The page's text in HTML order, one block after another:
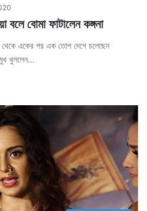
বোমা ফাটালেন কঙ্গনা
একের পর এক তোপ দেগে চলেছেন
মুখ খুললেন…